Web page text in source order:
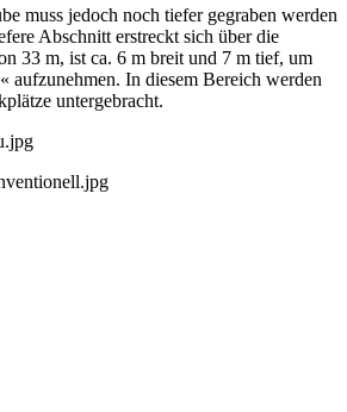
muss jedoch noch tiefer gegraben werden
Abschnitt erstreckt sich über die
33 m, ist ca. 6 m breit und 7 m tief, um
aufzunehmen. In diesem Bereich werden
untergebracht.